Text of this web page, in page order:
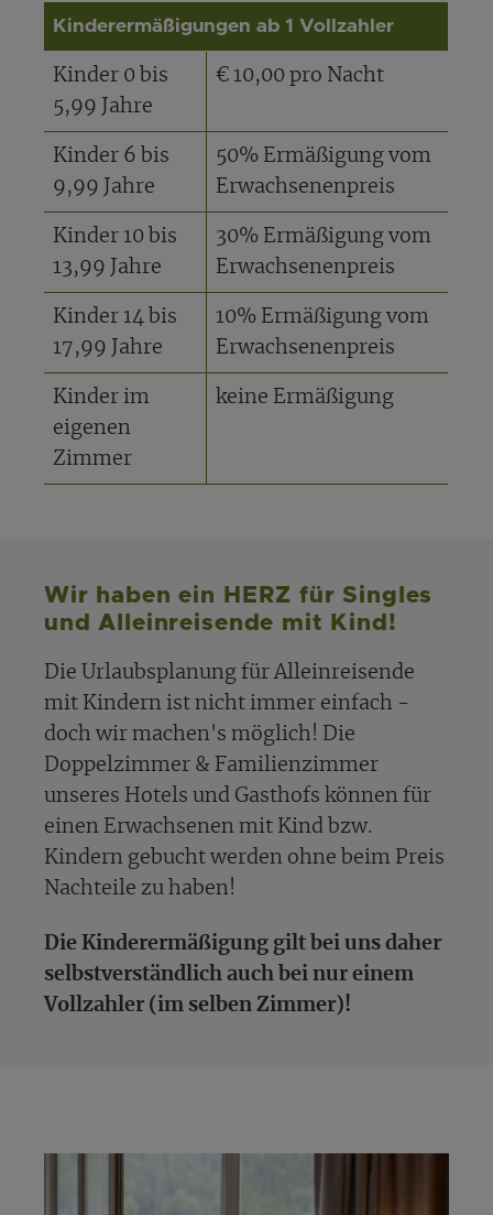
Kinderermäßigungen ab 1 Vollzahler
Kinder 0 bis
5,99 Jahre
€ 10,00 pro Nacht
Kinder 6 bis
9,99 Jahre
50% Ermäßigung vom
Erwachsenenpreis
Kinder 10 bis
13,99 Jahre
30% Ermäßigung vom
Erwachsenenpreis
Kinder 14 bis
17,99 Jahre
10% Ermäßigung vom
Erwachsenenpreis
Kinder im
eigenen
Zimmer
keine Ermäßigung
Wir haben ein HERZ für Singles
und Alleinreisende mit Kind!
Die Urlaubsplanung für Alleinreisende
mit Kindern ist nicht immer einfach -
doch wir machen's möglich! Die
Doppelzimmer & Familienzimmer
unseres Hotels und Gasthofs können für
einen Erwachsenen mit Kind bzw.
Kindern gebucht werden ohne beim Preis
Nachteile zu haben!
Die Kinderermäßigung gilt bei uns daher
selbstverständlich auch bei nur einem
Vollzahler (im selben Zimmer)!